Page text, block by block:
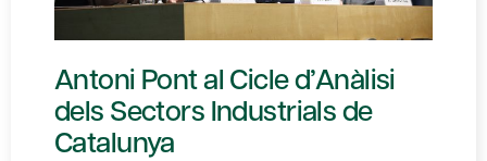
Antoni Pont al Cicle d’Anàlisi
dels Sectors Industrials de
Catalunya